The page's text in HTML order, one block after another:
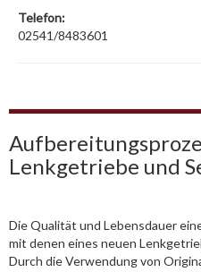
Telefon:
02541/8483601
Lenkgetriebe und
Die Qualität und Lebensdauer
mit denen eines neuen
Durch die Verwendung von